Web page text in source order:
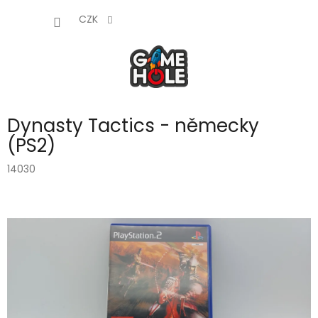
CZK
Dynasty Tactics - německy
(PS2)
14030